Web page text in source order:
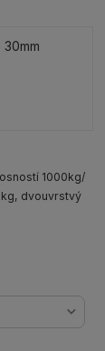
1000kg/
dvouvrstvý